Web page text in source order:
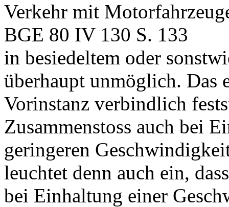
Verkehr mit
BGE 80 IV 130 S. 133
in besiedeltem oder
überhaupt unmöglich. Das
Vorinstanz verbindlich
Zusammenstoss auch bei
geringeren
leuchtet denn auch ein,
bei Einhaltung einer